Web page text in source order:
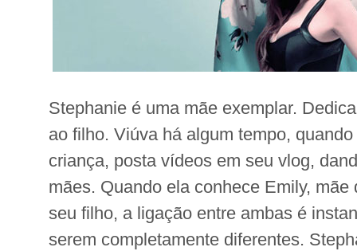
Stephanie é uma mãe exemplar.
ao filho. Viúva há algum tempo,
criança, posta vídeos em seu vlog,
mães. Quando ela conhece Emily,
seu filho, a ligação entre ambas é
serem completamente diferentes.